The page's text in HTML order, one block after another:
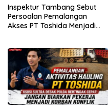
Inspektur Tambang Sebut
Persoalan Pemalangan
Akses PT Toshida Menjadi